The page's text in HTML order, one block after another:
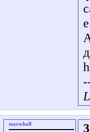
marschall